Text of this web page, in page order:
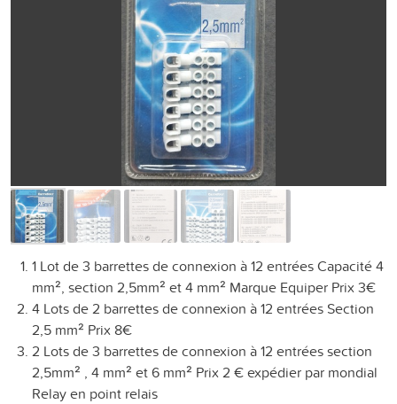
1 Lot de 3 barrettes de connexion à 12 entrées Capacité 4
mm², section 2,5mm² et 4 mm² Marque Equiper Prix 3€
4 Lots de 2 barrettes de connexion à 12 entrées Section
2,5 mm² Prix 8€
2 Lots de 3 barrettes de connexion à 12 entrées section
2,5mm² , 4 mm² et 6 mm² Prix 2 € expédier par mondial
Relay en point relais